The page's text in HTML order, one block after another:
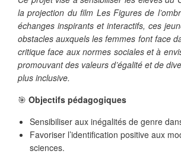
la projection du film Les Figures de
échanges inspirants et interactifs, ces
obstacles auxquels les femmes font face
critique face aux normes sociales et à
promouvant des valeurs d’égalité et de
plus inclusive.
🎯 Objectifs pédagogiques
Sensibiliser aux inégalités de genre
Favoriser l’identification positive aux
sciences.